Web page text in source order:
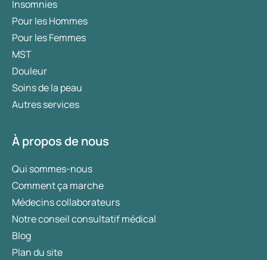
Insomnies
Pour les Hommes
Pour les Femmes
MST
Douleur
Soins de la peau
Autres services
À propos de nous
Qui sommes-nous
Comment ça marche
Médecins collaborateurs
Notre conseil consultatif médical
Blog
Plan du site